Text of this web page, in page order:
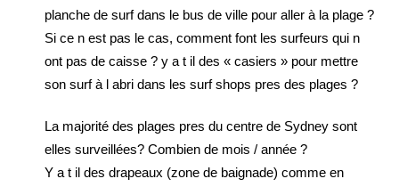
planche de surf dans le bus de ville pour aller à la plage ?
Si ce n est pas le cas, comment font les surfeurs qui n
ont pas de caisse ? y a t il des « casiers » pour mettre
son surf à l abri dans les surf shops pres des plages ?
La majorité des plages pres du centre de Sydney sont
elles surveillées? Combien de mois / année ?
Y a t il des drapeaux (zone de baignade) comme en